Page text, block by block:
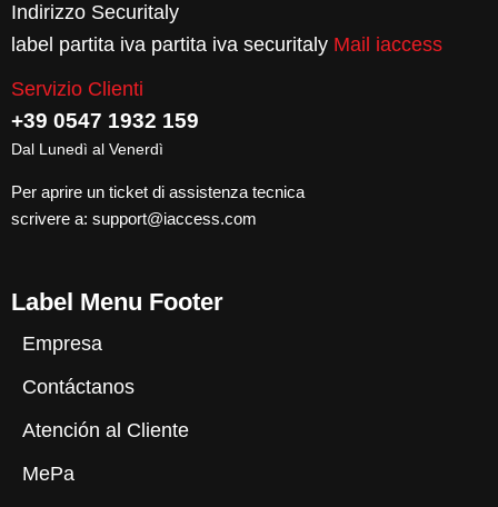
Indirizzo Securitaly
label partita iva partita iva securitaly Mail iaccess
Servizio Clienti
+39 0547 1932 159
Dal Lunedì al Venerdì
Per aprire un ticket di assistenza tecnica
scrivere a: support@iaccess.com
Label Menu Footer
Empresa
Contáctanos
Atención al Cliente
MePa